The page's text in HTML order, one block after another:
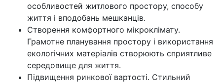
особливостей житлового простору, способу
життя і вподобань мешканців.
Створення комфортного мікроклімату.
Грамотне планування простору і використання
екологічних матеріалів створюють сприятливе
середовище для життя.
Підвищення ринкової вартості. Стильний